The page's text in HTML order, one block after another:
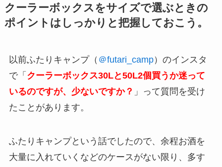
クーラーボックスをサイズで選ぶときの
ポイントはしっかりと把握しておこう。
以前ふたりキャンプ（ ＠futari_camp）のインスタ
で「 クーラーボックス30Lと50L2個買うか迷って
いるのですが、少ないですか？ 」って質問を受け
たことがあります。
ふたりキャンプという話でしたので、余程お酒を
大量に入れていくなどのケースがない限り、多す